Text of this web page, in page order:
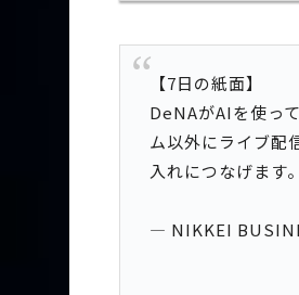
【7日の紙面】
DeNAがAIを使っ
ム以外にライブ配
入れにつなげます。
— NIKKEI